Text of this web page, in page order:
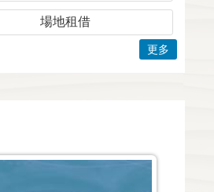
服務及票價